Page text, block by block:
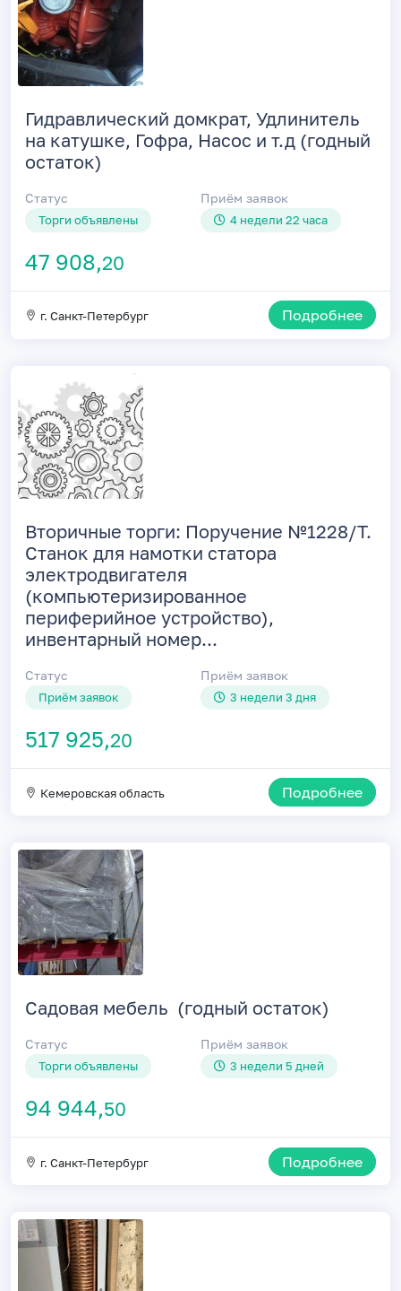
Гидравлический домкрат, Удлинитель
на катушке, Гофра, Насос и т.д (годный
остаток)
Статус
Торги объявлены
Приём заявок
4 недели 22 часа
47 908,20
г. Санкт-Петербург Подробнее
Вторичные торги: Поручение №1228/Т.
Станок для намотки статора
электродвигателя
(компьютеризированное
периферийное устройство),
инвентарный номер...
Статус
Приём заявок
Приём заявок
3 недели 3 дня
517 925,20
Кемеровская область Подробнее
Садовая мебель (годный остаток)
Статус
Торги объявлены
Приём заявок
3 недели 5 дней
94 944,50
г. Санкт-Петербург Подробнее